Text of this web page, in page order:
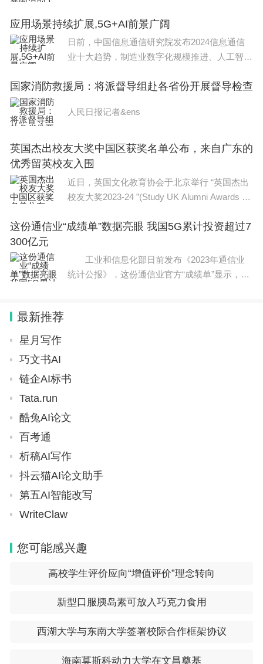
式在Magic6系列上搭载自研70亿参数大模型“魔
法大
应用场景持续扩展,5G+AI前景广阔
日前，中国信息通信研究院发布2024信息通信
业十大趋势，制造业数字化规模推进、人工智能
等位列其中。中国信息通信研究院副院长王志勤
国家消防救援局：将派督导组赴各省份开展督导检查
人民日报记者&ens
英国杰出校友大奖中国区获奖名单公布，来自广东的
优秀留英校友入围
近日，英国文化教育协会于北京举行 “英国杰出
校友大奖2023-24 ”(Study UK Alumni Awards 20
年，主办方共收到来自90多个国家、140余所英
这份通信业“成绩单”数据亮眼 我国5G累计投资超过7
300亿元
工业和信息化部日前发布《2023年通信业
统计公报》，这份通信业官方“成绩单”显示，20
最新推荐
星月写作
巧文书AI
链企AI标书
Tata.run
酷兔AI论文
百考通
析稿AI写作
抖云猫AI论文助手
第五AI智能改写
WriteClaw
您可能感兴趣
高校学生评价应向“增值评价”理念转向
新型口服胰岛素可放入巧克力食用
西湖大学与东南大学签署校际合作框架协议
海南莫斯科动力大学在文昌奠基